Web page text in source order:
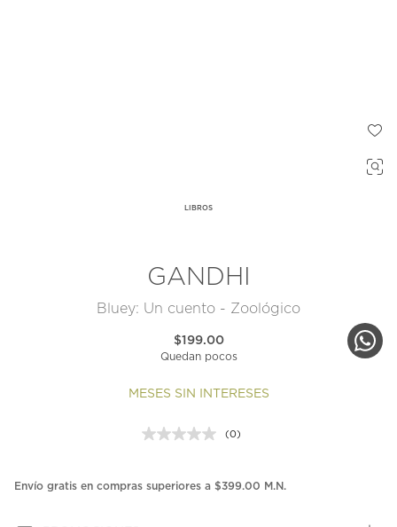
LIBROS
GANDHI
Bluey: Un cuento - Zoológico
$199.00
Quedan pocos
MESES SIN INTERESES
Sin
en
(0)
Envío gratis en compras superiores a $399.00 M.N.